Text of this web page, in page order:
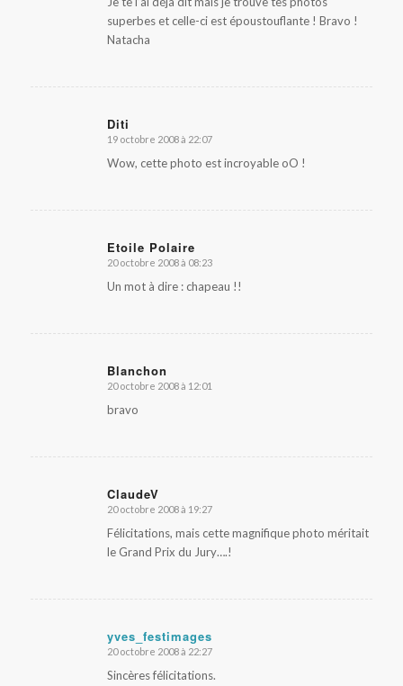
superbes et celle-ci est époustouflante ! Bravo !
Natacha
Diti
dit
19 octobre 2008 à 22:07
Wow, cette photo est incroyable oO !
Etoile Polaire
dit
20 octobre 2008 à 08:23
Un mot à dire : chapeau !!
Blanchon
dit
20 octobre 2008 à 12:01
bravo
ClaudeV
dit
20 octobre 2008 à 19:27
Félicitations, mais cette magnifique photo méritait
le Grand Prix du Jury….!
yves_festimages
dit
20 octobre 2008 à 22:27
Sincères félicitations.